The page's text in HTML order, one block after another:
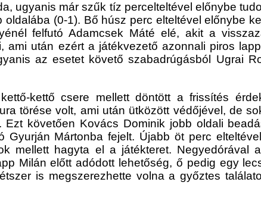
ugyanis már szűk tíz percelteltével előnybe
oldalába (0-1). Bő húsz perc elteltével előnybe
felfutó Adamcsek Máté elé, akit a
ami után ezért a játékvezető azonnali piros
az esetet követő szabadrúgásból Ugrai
kettő csere mellett döntött a frissítés
törése volt, ami után ütközött védőjével, de
Ezt követően Kovács Dominik jobb oldali
Gyurján Mártonba fejelt. Újabb öt perc
mellett hagyta el a játékteret. Negyedórával
Milán előtt adódott lehetőség, ő pedig egy
is megszerezhette volna a győztes